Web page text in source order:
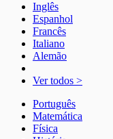
Inglês
Espanhol
Francês
Italiano
Alemão
Ver todos >
Português
Matemática
Física